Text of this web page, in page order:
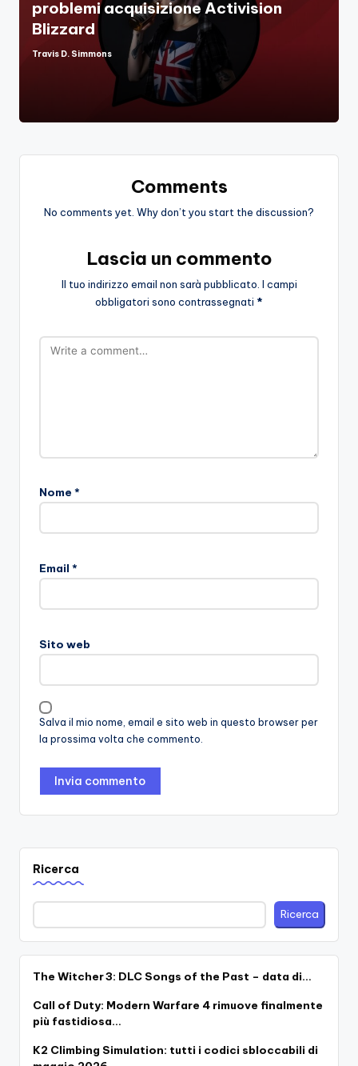
problemi acquisizione Activision
Blizzard
Posted
Travis D. Simmons
Comments
No comments yet. Why don’t you start the discussion?
Lascia un commento
Il tuo indirizzo email non sarà pubblicato. I campi
obbligatori sono contrassegnati *
Nome *
Email *
Sito web
Salva il mio nome, email e sito web in questo browser per
la prossima volta che commento.
Ricerca
Ricerca
The Witcher 3: DLC Songs of the Past – data di…
Call of Duty: Modern Warfare 4 rimuove finalmente
più fastidiosa…
K2 Climbing Simulation: tutti i codici sbloccabili di